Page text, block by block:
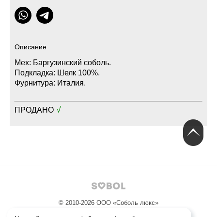
Описание
Мех: Баргузинский соболь.
Подкладка: Шелк 100%.
Фурнитура: Италия.
ПРОДАНО √
© 2010-2026 ООО «Соболь люкс»
Политика конфиденциальности